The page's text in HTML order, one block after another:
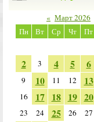
« Март 2026
Пн
Вт Ср Чт Пт
2
3 4 5 6
9 10 11 12 13
16
17 18 19 20
23 24 25 26 27